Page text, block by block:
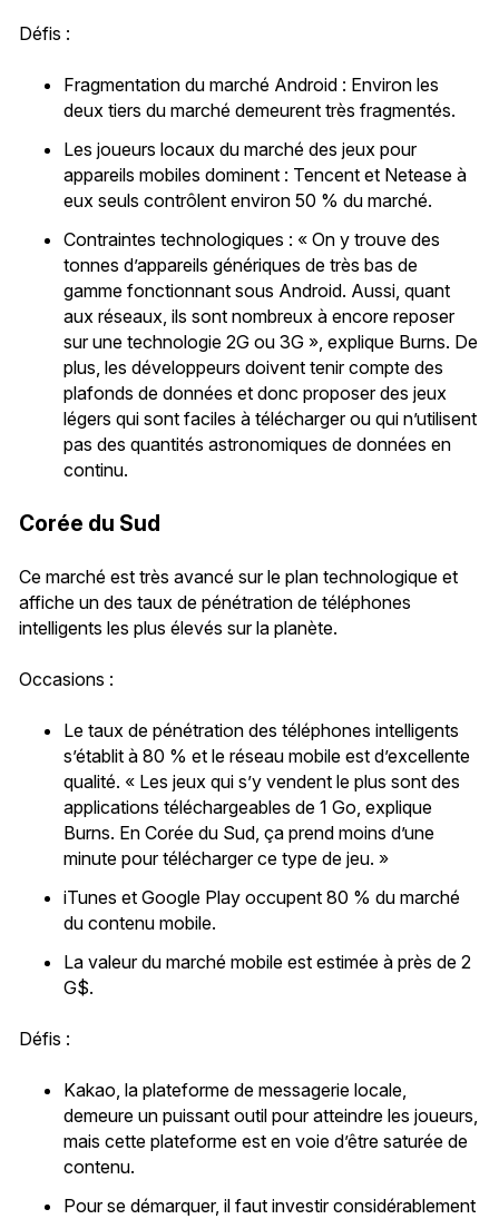
Défis :
Fragmentation du marché Android : Environ les
deux tiers du marché demeurent très fragmentés.
Les joueurs locaux du marché des jeux pour
appareils mobiles dominent : Tencent et Netease à
eux seuls contrôlent environ 50 % du marché.
Contraintes technologiques : « On y trouve des
tonnes d’appareils génériques de très bas de
gamme fonctionnant sous Android. Aussi, quant
aux réseaux, ils sont nombreux à encore reposer
sur une technologie 2G ou 3G », explique Burns. De
plus, les développeurs doivent tenir compte des
plafonds de données et donc proposer des jeux
légers qui sont faciles à télécharger ou qui n’utilisent
pas des quantités astronomiques de données en
continu.
Corée du Sud
Ce marché est très avancé sur le plan technologique et
affiche un des taux de pénétration de téléphones
intelligents les plus élevés sur la planète.
Occasions :
Le taux de pénétration des téléphones intelligents
s’établit à 80 % et le réseau mobile est d’excellente
qualité. « Les jeux qui s’y vendent le plus sont des
applications téléchargeables de 1 Go, explique
Burns. En Corée du Sud, ça prend moins d’une
minute pour télécharger ce type de jeu. »
iTunes et Google Play occupent 80 % du marché
du contenu mobile.
La valeur du marché mobile est estimée à près de 2
G$.
Défis :
Kakao, la plateforme de messagerie locale,
demeure un puissant outil pour atteindre les joueurs,
mais cette plateforme est en voie d’être saturée de
contenu.
Pour se démarquer, il faut investir considérablement